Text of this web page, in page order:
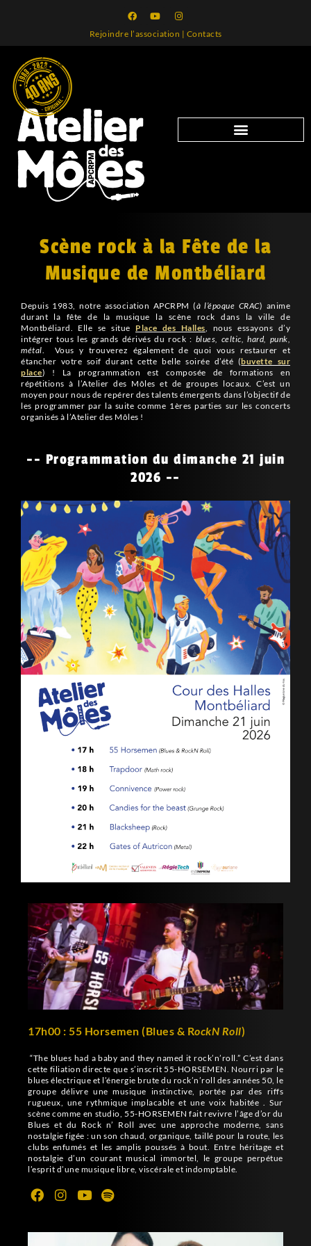
Rejoindre l’association | Contacts
Scène rock à la Fête de la
Musique de Montbéliard
Depuis 1983, notre association APCRPM (à l’époque CRAC) anime
durant la fête de la musique la scène rock dans la ville de
Montbéliard. Elle se situe Place des Halles, nous essayons d’y
intégrer tous les grands dérivés du rock : blues, celtic, hard, punk,
métal. Vous y trouverez également de quoi vous restaurer et
étancher votre soif durant cette belle soirée d’été (buvette sur
place) ! La programmation est composée de formations en
répétitions à l’Atelier des Môles et de groupes locaux. C’est un
moyen pour nous de repérer des talents émergents dans l’objectif de
les programmer par la suite comme 1ères parties sur les concerts
organisés à l’Atelier des Môles !
-- Programmation du dimanche 21 juin
2026 --
17h00 : 55 Horsemen (Blues & RockN Roll)
“The blues had a baby and they named it rock’n’roll.” C’est dans
cette filiation directe que s’inscrit 55-HORSEMEN. Nourri par le
blues électrique et l’énergie brute du rock’n’roll des années 50, le
groupe délivre une musique instinctive, portée par des riffs
rugueux, une rythmique implacable et une voix habitée . Sur
scène comme en studio, 55-HORSEMEN fait revivre l’âge d’or du
Blues et du Rock n’ Roll avec une approche moderne, sans
nostalgie figée : un son chaud, organique, taillé pour la route, les
clubs enfumés et les amplis poussés à bout. Entre héritage et
nostalgie d’un courant musical immortel, le groupe perpétue
l’esprit d’une musique libre, viscérale et indomptable.